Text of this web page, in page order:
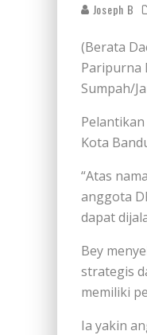
Joseph B
(Berata
Paripurna
Sumpah/
Kota
“Atas
anggota
dapat
Bey
strategis
memiliki
Ia yakin